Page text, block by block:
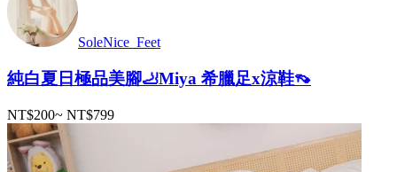
SoleNice_Feet
純白夏日極品美腳🦶Miya 希臘足x涼鞋👡
NT$200~ NT$799